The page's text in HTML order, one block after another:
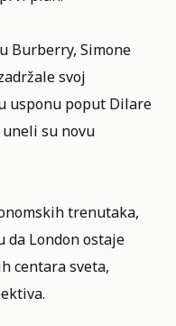
Burberry, Simone
svoj
usponu poput Dilare
uneli su novu
trenutaka,
London ostaje
centara sveta,